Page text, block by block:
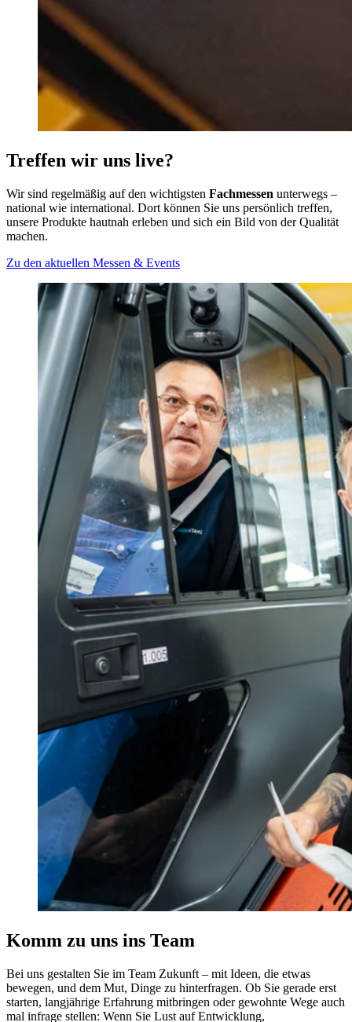
Treffen wir uns live?
Wir sind regelmäßig auf den wichtigsten Fachmessen unterwegs –
national wie international. Dort können Sie uns persönlich treffen,
unsere Produkte hautnah erleben und sich ein Bild von der Qualität
machen.
Zu den aktuellen Messen & Events
Komm zu uns ins Team
Bei uns gestalten Sie im Team Zukunft – mit Ideen, die etwas
bewegen, und dem Mut, Dinge zu hinterfragen. Ob Sie gerade erst
starten, langjährige Erfahrung mitbringen oder gewohnte Wege auch
mal infrage stellen: Wenn Sie Lust auf Entwicklung,